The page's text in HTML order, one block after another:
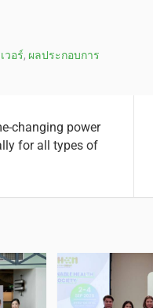
วอร์, ผลประกอบการ
changing power
for all types of